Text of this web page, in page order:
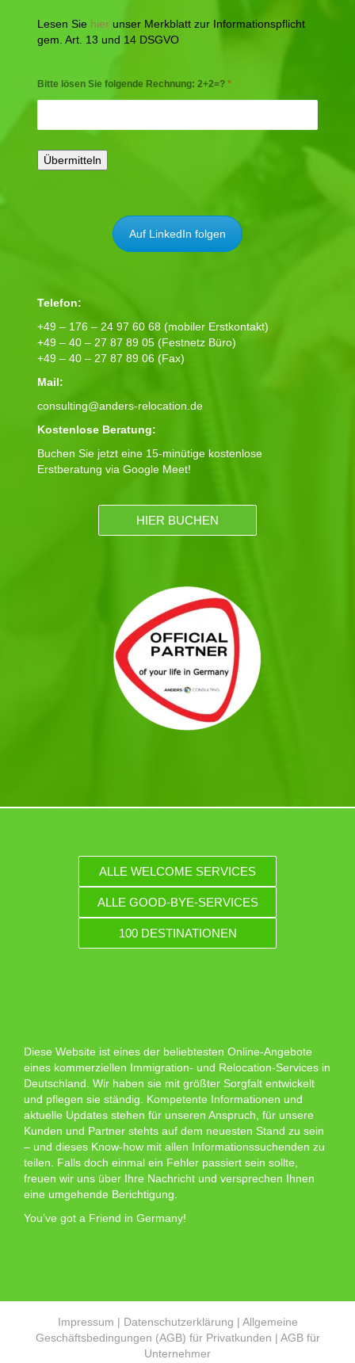
Lesen Sie hier unser Merkblatt zur Informationspflicht
gem. Art. 13 und 14 DSGVO
Bitte lösen Sie folgende Rechnung: 2+2=? *
Auf LinkedIn folgen
Telefon:
+49 – 176 – 24 97 60 68 (mobiler Erstkontakt)
+49 – 40 – 27 87 89 05 (Festnetz Büro)
+49 – 40 – 27 87 89 06 (Fax)
Mail:
consulting@anders-relocation.de
Kostenlose Beratung:
Buchen Sie jetzt eine 15-minütige kostenlose
Erstberatung via Google Meet!
HIER BUCHEN
ALLE WELCOME SERVICES
ALLE GOOD-BYE-SERVICES
100 DESTINATIONEN
Diese Website ist eines der beliebtesten Online-Angebote
eines kommerziellen Immigration- und Relocation-Services in
Deutschland. Wir haben sie mit größter Sorgfalt entwickelt
und pflegen sie ständig. Kompetente Informationen und
aktuelle Updates stehen für unseren Anspruch, für unsere
Kunden und Partner stehts auf dem neuesten Stand zu sein
– und dieses Know-how mit allen Informationssuchenden zu
teilen. Falls doch einmal ein Fehler passiert sein sollte,
freuen wir uns über Ihre Nachricht und versprechen Ihnen
eine umgehende Berichtigung.
You’ve got a Friend in Germany!
Impressum | Datenschutzerklärung | Allgemeine
Geschäftsbedingungen (AGB) für Privatkunden | AGB für
Unternehmer